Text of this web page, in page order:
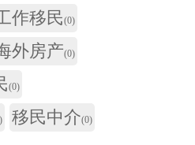
作移民(0)
外房产(0)
(0)
移民中介(0)